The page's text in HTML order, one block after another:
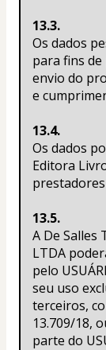
13.3.
Os dados
para fins
envio do
e
13.4.
Os dados
Editora
13.5.
A De
LTDA
pelo
seu uso
terceiros,
13.709/18,
parte do